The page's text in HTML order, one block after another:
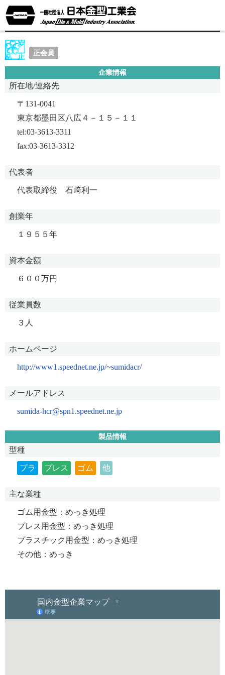
墨田硬質クローム鍍金有限会社
正会員
企業情報
所在地/連絡先
〒131-0041
東京都墨田区八広４－１５－１１
tel:03-3613-3311
fax:03-3613-3312
代表者
代表取締役 石﨑利一
創業年
１９５５年
資本金額
６００万円
従業員数
３人
ホームページ
http://www1.speednet.ne.jp/~sumidacr/
メールアドレス
sumida-hcr@spn1.speednet.ne.jp
製品情報
型種
プラ プレス ゴム 他
主な業種
ゴム用金型：めっき処理
プレス用金型：めっき処理
プラスチック用金型：めっき処理
その他：めっき